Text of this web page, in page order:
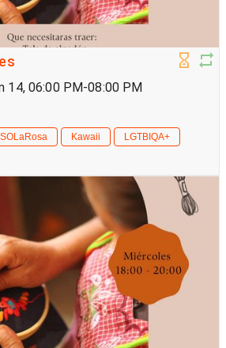
14, 06:00 PM-08:00 PM
Kawaii
LGTBIQA+